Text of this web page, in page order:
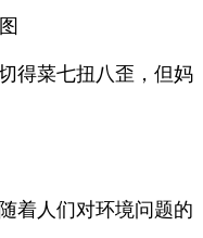
得菜七扭八歪，但妈
着人们对环境问题的